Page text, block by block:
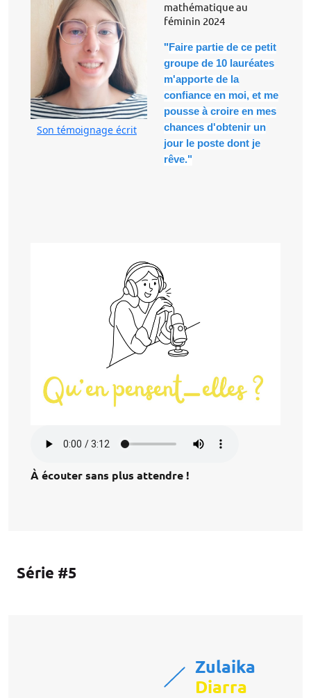
Son témoignage écrit
mathématique au
féminin 2024
"Faire partie de ce petit
groupe de 10 lauréates
m'apporte de la
confiance en moi, et me
pousse à croire en mes
chances d'obtenir un
jour le poste dont je
rêve."
À écouter sans plus attendre !
Série #5
Zulaika
Diarra